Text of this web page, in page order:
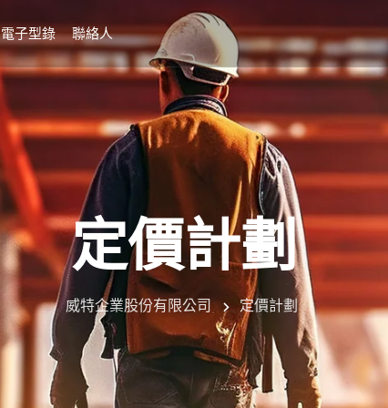
電子型錄 聯絡人
定價計劃
威特企業股份有限公司 定價計劃